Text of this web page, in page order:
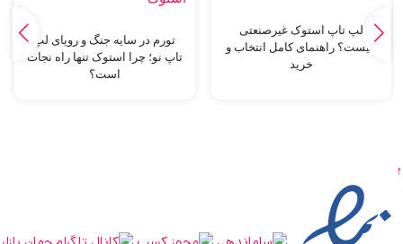
لپ تاپ استوک غیرصنعتی
چیست؟ راهنمای کامل انتخاب و
خرید
تورم در سایه جنگ و رویای لپ
تاپ نو؛ چرا استوک تنها راه نجات
است؟
↑